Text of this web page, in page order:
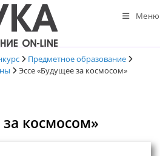
Меню
Предметное образование
Эссе «Будущее за космосом»
космосом»